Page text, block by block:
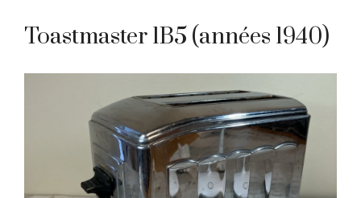
Toastmaster 1B5 (années 1940)